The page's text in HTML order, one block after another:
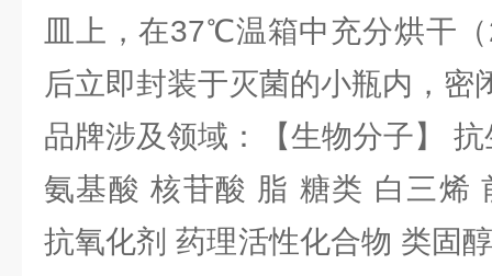
皿上，在37℃温箱中充分烘干
后立即封装于灭菌的小瓶内，密
品牌涉及领域：【生物分子】
氨基酸 核苷酸 脂 糖类 白三烯
抗氧化剂 药理活性化合物 类固